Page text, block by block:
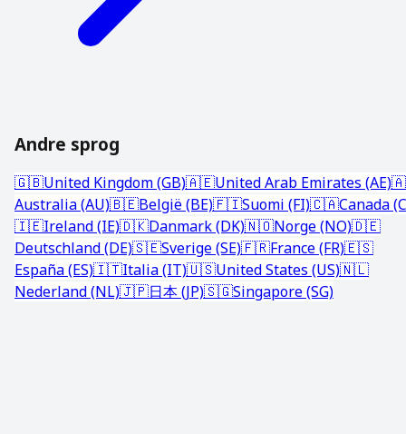
Andre sprog
🇬🇧United Kingdom (GB)🇦🇪United Arab Emirates (AE)
Australia (AU)🇧🇪België (BE)🇫🇮Suomi (FI)🇨🇦Canada
🇮🇪Ireland (IE)🇩🇰Danmark (DK)🇳🇴Norge (NO)🇩🇪
Deutschland (DE)🇸🇪Sverige (SE)🇫🇷France (FR)🇪🇸
España (ES)🇮🇹Italia (IT)🇺🇸United States (US)🇳🇱
Nederland (NL)🇯🇵日本 (JP)🇸🇬Singapore (SG)